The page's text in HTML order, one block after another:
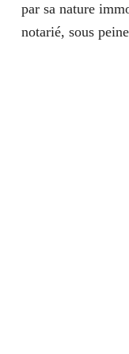
par sa nature
notarié, sous